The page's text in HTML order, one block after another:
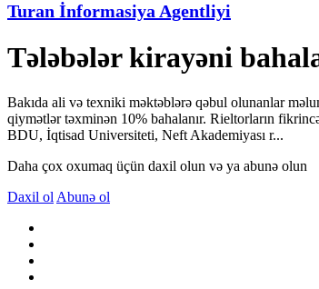
Turan İnformasiya Agentliyi
Tələbələr kirayəni
Bakıda ali və texniki məktəblərə qəbul olunanlar
qiymətlər təxminən 10% bahalanır. Rieltorların
BDU, İqtisad Universiteti, Neft Akademiyası r...
Daha çox oxumaq üçün daxil olun və ya abunə olun
Daxil ol Abunə ol